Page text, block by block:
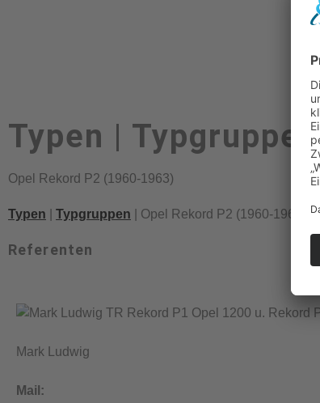
Typen | Typgruppen
Opel Rekord P2 (1960-1963)
Typen Typgruppen | Opel Rekord P2 (1960-1963)
Referenten
Mark Ludwig
Mail: